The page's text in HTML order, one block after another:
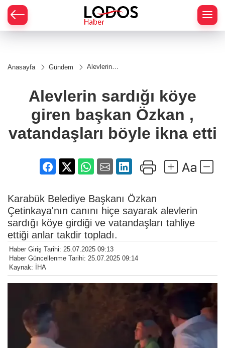
Anasayfa Gündem
Alevlerin
Özkan ,
böyle ikna
etti
Alevlerin sardığı köye
giren başkan Özkan ,
vatandaşları böyle ikna etti
Karabük Belediye Başkanı Özkan
Çetinkaya'nın canını hiçe sayarak alevlerin
sardığı köye girdiği ve vatandaşları tahliye
ettiği anlar takdir topladı.
Haber Giriş Tarihi: 25.07.2025 09:13
Haber Güncellenme Tarihi: 25.07.2025 09:14
Kaynak: İHA